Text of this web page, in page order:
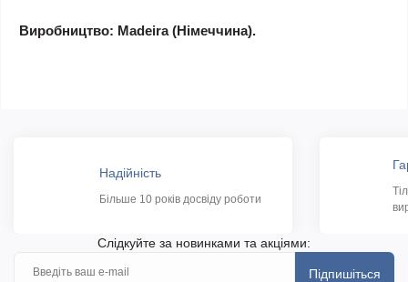
Виробництво: Madeira (Німеччина).
Надійність
Більше 10 років досвіду роботи
Слідкуйте за новинками та акціями:
Підпишіться